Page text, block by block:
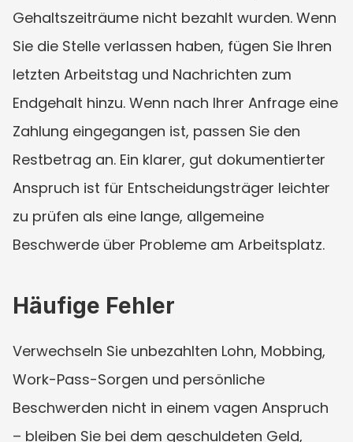
Gehaltszeiträume nicht bezahlt wurden. Wenn
Sie die Stelle verlassen haben, fügen Sie Ihren
letzten Arbeitstag und Nachrichten zum
Endgehalt hinzu. Wenn nach Ihrer Anfrage eine
Zahlung eingegangen ist, passen Sie den
Restbetrag an. Ein klarer, gut dokumentierter
Anspruch ist für Entscheidungsträger leichter
zu prüfen als eine lange, allgemeine
Beschwerde über Probleme am Arbeitsplatz.
Häufige Fehler
Verwechseln Sie unbezahlten Lohn, Mobbing,
Work-Pass-Sorgen und persönliche
Beschwerden nicht in einem vagen Anspruch
– bleiben Sie bei dem geschuldeten Geld,